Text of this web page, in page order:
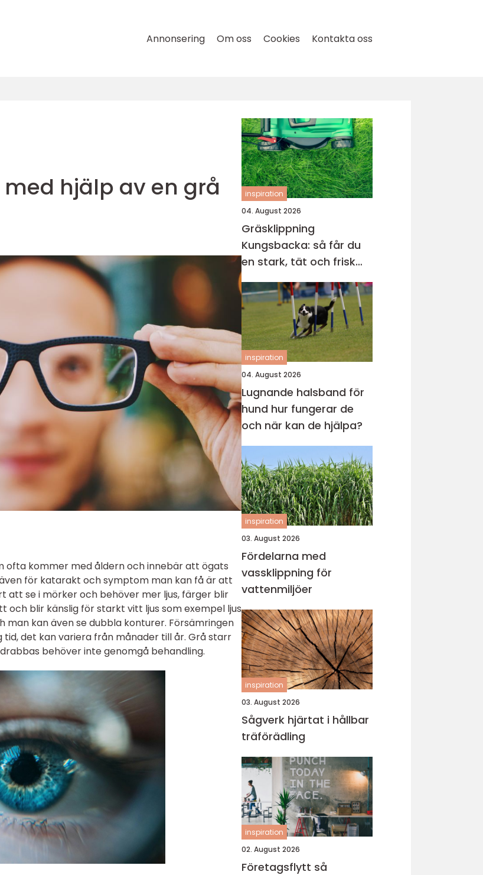
Annonsering Om oss Cookies Kontakta oss
hjälp av en grå
ofta kommer med åldern och innebär att ögats
för katarakt och symptom man kan få är att
att se i mörker och behöver mer ljus, färger blir
och blir känslig för starkt vitt ljus som exempel ljus
kan även se dubbla konturer. Försämringen
tid, det kan variera från månader till år. Grå starr
behöver inte genomgå behandling.
inspiration
04. August 2026
Gräsklippning
Kungsbacka: så får du
en stark, tät och frisk
gräsmatta
inspiration
04. August 2026
Lugnande halsband för
hund hur fungerar de
och när kan de hjälpa?
inspiration
03. August 2026
Fördelarna med
vassklippning för
vattenmiljöer
inspiration
03. August 2026
Sågverk hjärtat i hållbar
träförädling
inspiration
02. August 2026
Företagsflytt så